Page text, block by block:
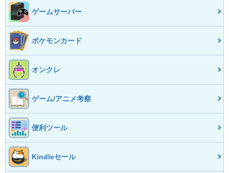
ゲームサーバー
ポケモンカード
オンクレ
ゲーム/アニメ考察
便利ツール
Kindleセール